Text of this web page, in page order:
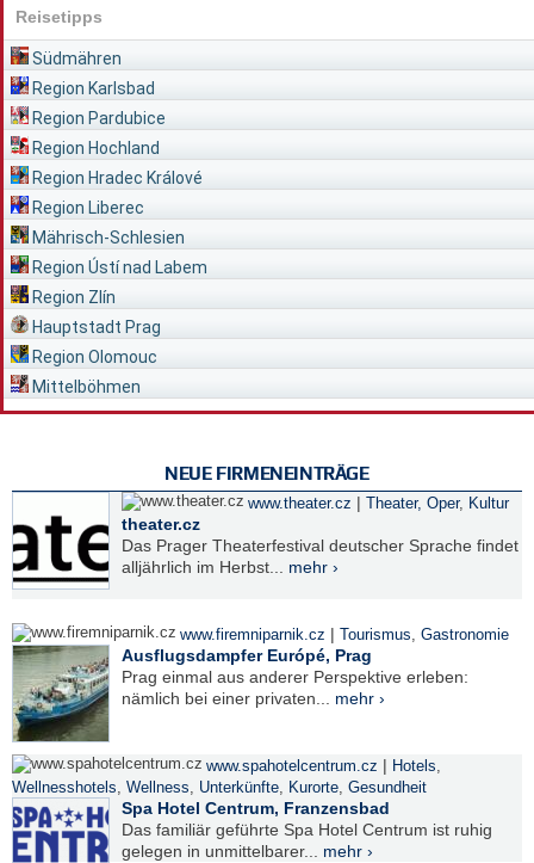
Reisetipps
Südmähren
Region Karlsbad
Region Pardubice
Region Hochland
Region Hradec Králové
Region Liberec
Mährisch-Schlesien
Region Ústí nad Labem
Region Zlín
Hauptstadt Prag
Region Olomouc
Mittelböhmen
NEUE FIRMENEINTRÄGE
www.theater.cz | Theater, Oper, Kultur
theater.cz
Das Prager Theaterfestival deutscher Sprache findet
alljährlich im Herbst... mehr ›
www.firemniparnik.cz | Tourismus, Gastronomie
Ausflugsdampfer Európé, Prag
Prag einmal aus anderer Perspektive erleben:
nämlich bei einer privaten... mehr ›
www.spahotelcentrum.cz | Hotels,
Wellnesshotels, Wellness, Unterkünfte, Kurorte, Gesundheit
Spa Hotel Centrum, Franzensbad
Das familiär geführte Spa Hotel Centrum ist ruhig
gelegen in unmittelbarer... mehr ›